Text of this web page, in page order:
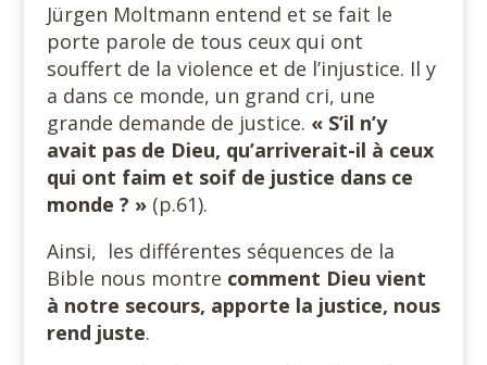
Jürgen Moltmann entend et se fait le
porte parole de tous ceux qui ont
souffert de la violence et de l’injustice. Il y
a dans ce monde, un grand cri, une
grande demande de justice. « S’il n’y
avait pas de Dieu, qu’arriverait-il à ceux
qui ont faim et soif de justice dans ce
monde ? » (p.61).
Ainsi, les différentes séquences de la
Bible nous montre comment Dieu vient
à notre secours, apporte la justice, nous
rend juste.